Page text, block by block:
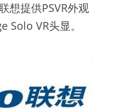
想提供PSVR外观
Solo VR头显。